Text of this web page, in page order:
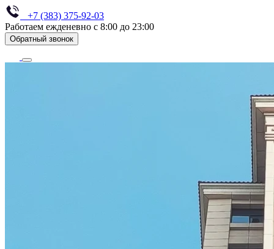
+7 (383) 375-92-03
Работаем ежденевно с 8:00 до 23:00
Обратный звонок